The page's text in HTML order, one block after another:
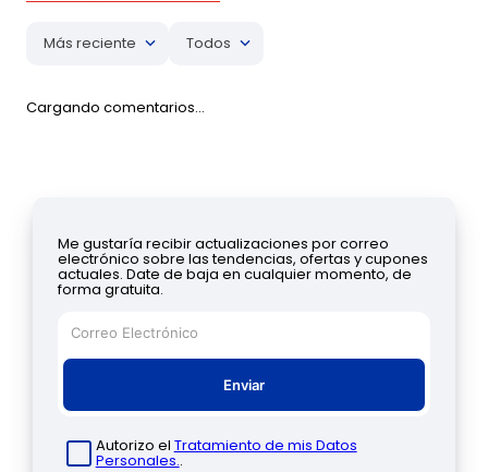
Más reciente Todos
Cargando comentarios…
Me gustaría recibir actualizaciones por correo
electrónico sobre las tendencias, ofertas y cupones
actuales. Date de baja en cualquier momento, de
forma gratuita.
Enviar
Autorizo el Tratamiento de mis Datos
Personales..